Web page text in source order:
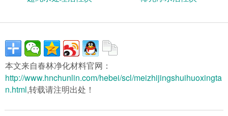
本文来自春林净化材料官网：
http://www.hnchunlin.com/hebei/scl/meizhijingshuihuoxingta
n.html,转载请注明出处！